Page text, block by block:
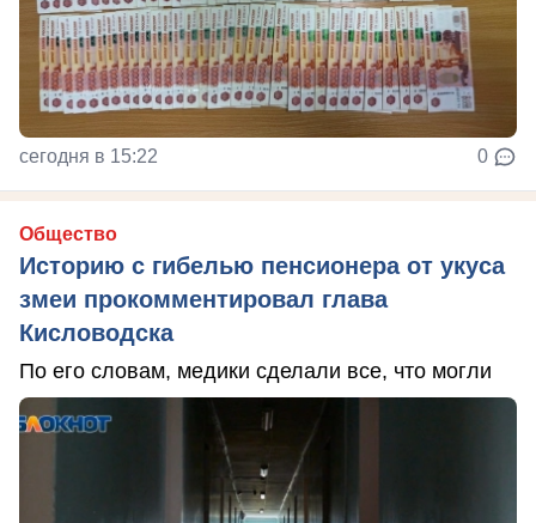
сегодня в 15:22 0
Общество
Историю с гибелью пенсионера от укуса
змеи прокомментировал глава
Кисловодска
По его словам, медики сделали все, что могли